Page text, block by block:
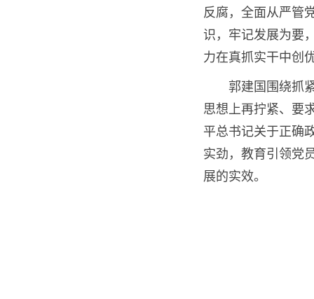
反腐，全面从严管
识，牢记发展为要
力在真抓实干中
郭建国围绕抓
思想上再拧紧、要
平总书记关于正确
实劲，教育引领党
展的实效。